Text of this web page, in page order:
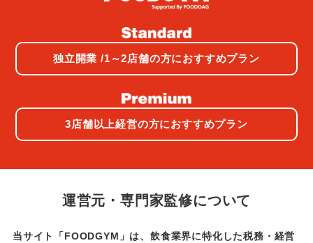
独立開業 /1～2店舗の方におすすめプラン
3店舗以上経営の方におすすめプラン
運営元・専門家監修について
当サイト「FOODGYM」は、飲食業界に特化した税務・経営